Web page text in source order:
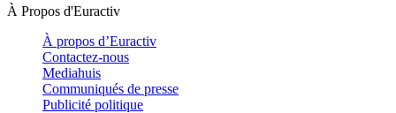
À Propos d'Euractiv
À propos d’Euractiv
Contactez-nous
Mediahuis
Communiqués de presse
Publicité politique